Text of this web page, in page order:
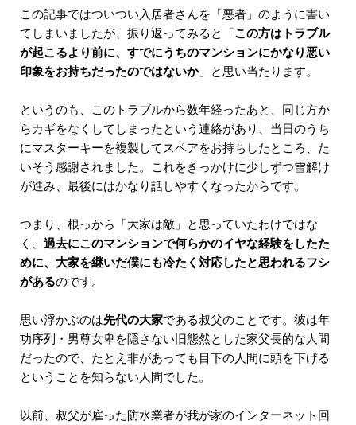
この記事ではついつい入居者さんを「悪者」のように書い
てしまいましたが、振り返ってみると「この方はトラブル
が起こるより前に、すでにうちのマンションにかなり悪い
印象をお持ちだったのではないか」と思い当たります。
というのも、このトラブルから数年経ったあと、同じ方か
らカギをなくしてしまったという連絡があり、当日のうち
にマスターキーを複製してスペアをお持ちしたところ、た
いそう感謝されました。これをきっかけに少しずつ雪解け
が進み、最後にはかなり話しやすくなったからです。
つまり、根っから「大家は敵」と思っていたわけではな
く、 過去にこのマンションで何らかのイヤな経験をしたた
めに、大家を継いだ僕にも冷たく対応したと思われるフシ
があるのです。
思い浮かぶのは先代の大家である叔父のことです。彼は年
功序列・男尊女卑を隠さない旧態然とした家父長的な人間
だったので、たとえ非があっても目下の人間に頭を下げる
ということを知らない人間でした。
以前、叔父が雇った防水業者が我が家のインターネット回